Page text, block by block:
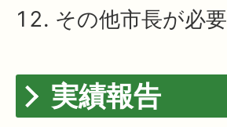
その他市長が必
実績報告